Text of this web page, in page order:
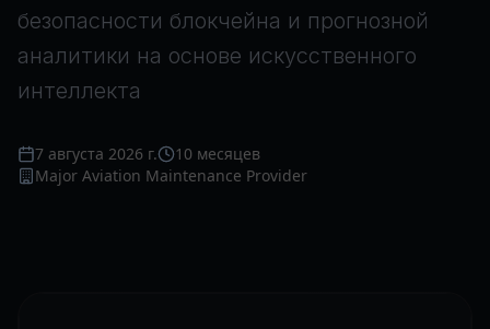
безопасности блокчейна и прогнозной
аналитики на основе искусственного
интеллекта
7 августа 2026 г.
10 месяцев
Major Aviation Maintenance Provider